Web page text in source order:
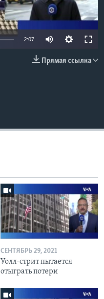
2:07
Прямая ссылка
СЕНТЯБРЬ 29, 2021
Уолл-стрит пытается
отыграть потери